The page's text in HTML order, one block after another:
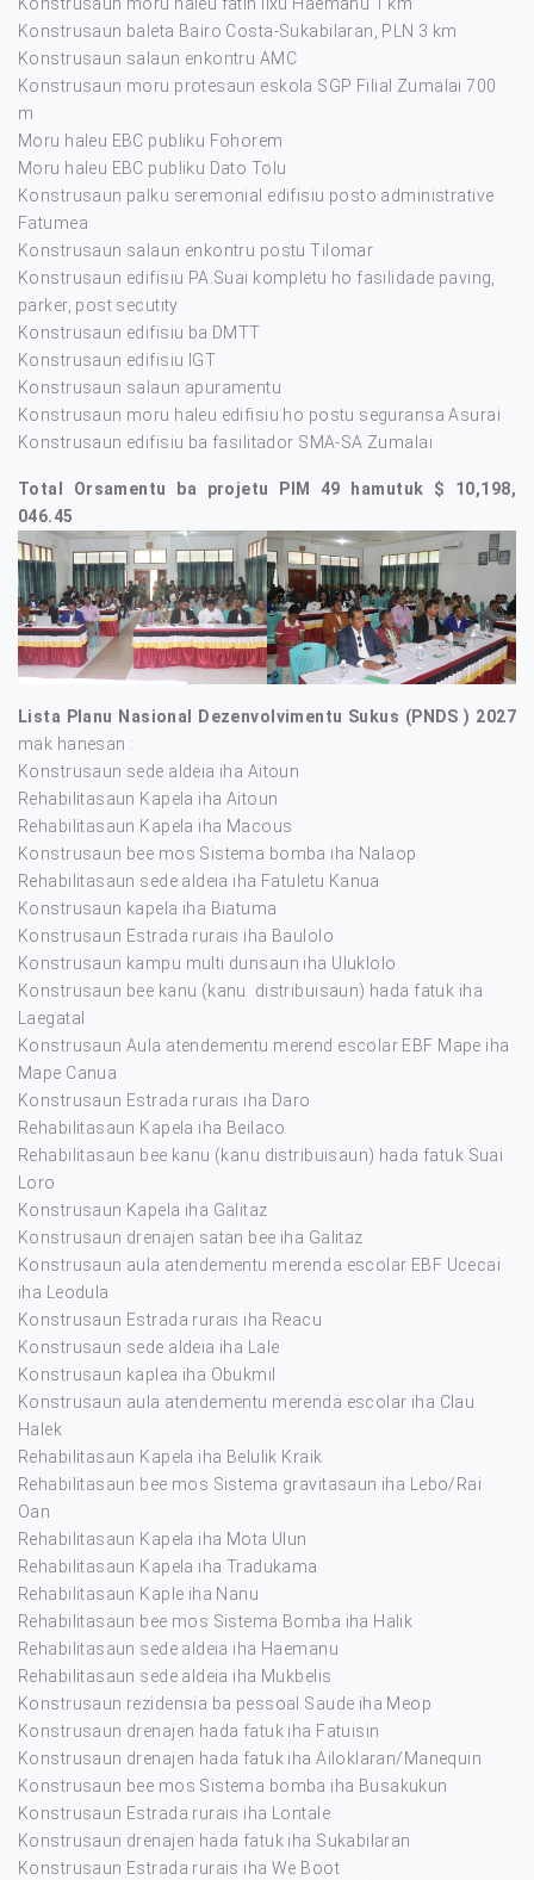
Konstrusaun moru haleu fatin lixu Haemanu 1 km
Konstrusaun baleta Bairo Costa-Sukabilaran, PLN 3 km
Konstrusaun salaun enkontru AMC
Konstrusaun moru protesaun eskola SGP Filial Zumalai 700
m
Moru haleu EBC publiku Fohorem
Moru haleu EBC publiku Dato Tolu
Konstrusaun palku seremonial edifisiu posto administrative
Fatumea
Konstrusaun salaun enkontru postu Tilomar
Konstrusaun edifisiu PA.Suai kompletu ho fasilidade paving,
parker, post secutity
Konstrusaun edifisiu ba DMTT
Konstrusaun edifisiu IGT
Konstrusaun salaun apuramentu
Konstrusaun moru haleu edifisiu ho postu seguransa Asurai
Konstrusaun edifisiu ba fasilitador SMA-SA Zumalai
Total Orsamentu ba projetu PIM 49 hamutuk $ 10,198,
046.45
Lista Planu Nasional Dezenvolvimentu Sukus (PNDS ) 2027
mak hanesan :
Konstrusaun sede aldeia iha Aitoun
Rehabilitasaun Kapela iha Aitoun
Rehabilitasaun Kapela iha Macous
Konstrusaun bee mos Sistema bomba iha Nalaop
Rehabilitasaun sede aldeia iha Fatuletu Kanua
Konstrusaun kapela iha Biatuma
Konstrusaun Estrada rurais iha Baulolo
Konstrusaun kampu multi dunsaun iha Uluklolo
Konstrusaun bee kanu (kanu distribuisaun) hada fatuk iha
Laegatal
Konstrusaun Aula atendementu merend escolar EBF Mape iha
Mape Canua
Konstrusaun Estrada rurais iha Daro
Rehabilitasaun Kapela iha Beilaco
Rehabilitasaun bee kanu (kanu distribuisaun) hada fatuk Suai
Loro
Konstrusaun Kapela iha Galitaz
Konstrusaun drenajen satan bee iha Galitaz
Konstrusaun aula atendementu merenda escolar EBF Ucecai
iha Leodula
Konstrusaun Estrada rurais iha Reacu
Konstrusaun sede aldeia iha Lale
Konstrusaun kaplea iha Obukmil
Konstrusaun aula atendementu merenda escolar iha Clau
Halek
Rehabilitasaun Kapela iha Belulik Kraik
Rehabilitasaun bee mos Sistema gravitasaun iha Lebo/Rai
Oan
Rehabilitasaun Kapela iha Mota Ulun
Rehabilitasaun Kapela iha Tradukama
Rehabilitasaun Kaple iha Nanu
Rehabilitasaun bee mos Sistema Bomba iha Halik
Rehabilitasaun sede aldeia iha Haemanu
Rehabilitasaun sede aldeia iha Mukbelis
Konstrusaun rezidensia ba pessoal Saude iha Meop
Konstrusaun drenajen hada fatuk iha Fatuisin
Konstrusaun drenajen hada fatuk iha Ailoklaran/Manequin
Konstrusaun bee mos Sistema bomba iha Busakukun
Konstrusaun Estrada rurais iha Lontale
Konstrusaun drenajen hada fatuk iha Sukabilaran
Konstrusaun Estrada rurais iha We Boot